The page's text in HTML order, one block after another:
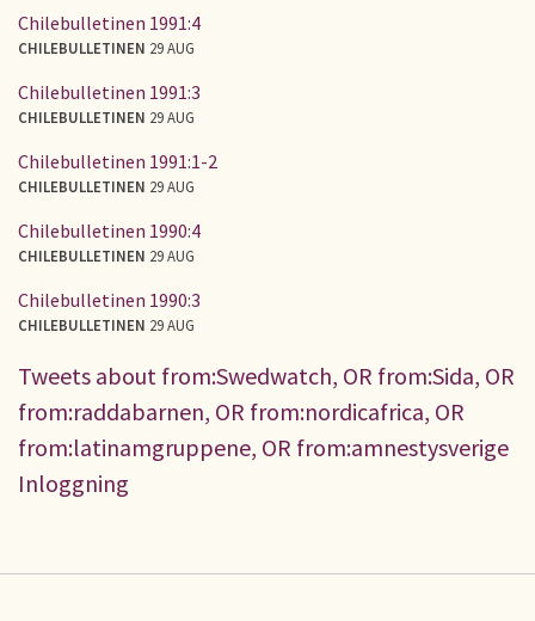
Chilebulletinen 1991:4
CHILEBULLETINEN 29 AUG
Chilebulletinen 1991:3
CHILEBULLETINEN 29 AUG
Chilebulletinen 1991:1-2
CHILEBULLETINEN 29 AUG
Chilebulletinen 1990:4
CHILEBULLETINEN 29 AUG
Chilebulletinen 1990:3
CHILEBULLETINEN 29 AUG
Tweets about from:Swedwatch, OR from:Sida, OR
from:raddabarnen, OR from:nordicafrica, OR
from:latinamgruppene, OR from:amnestysverige
Inloggning